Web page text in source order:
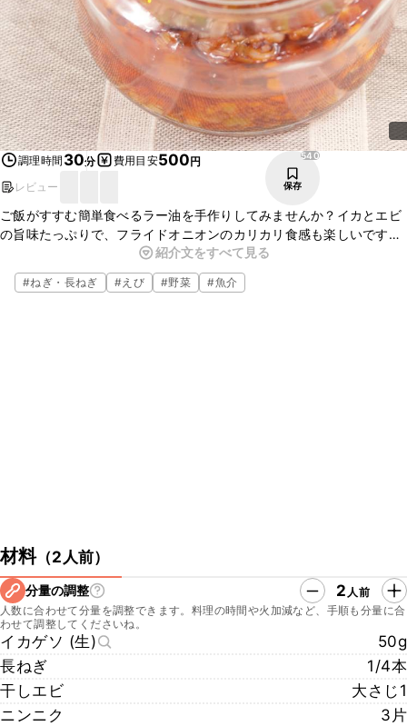
調理時間 30分 費用目安500円
レビュー
540
保存
ご飯がすすむ簡単食べるラー油を手作りしてみませんか？イカとエビ
の旨味たっぷりで、フライドオニオンのカリカリ食感も楽しいです
よ。そのままご飯やパンにかけても、餃子や炒飯にかけても美味しい
です。ぜひ作ってみてくださいね。
紹介文をすべて見る
#ねぎ・長ねぎ #えび #野菜 #魚介
材料（2人前）
分量の調整 2 人前
人数に合わせて分量を調整できます。料理の時間や火加減など、手順も分量に合
わせて調整してくださいね。
イカゲソ (生)
50g
長ねぎ
1/4本
干しエビ
大さじ1
ニンニク
3片